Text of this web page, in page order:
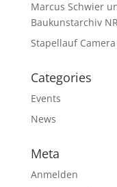
Marcus Schwier
Baukunstarchiv
Stapellauf
Categories
Events
News
Meta
Anmelden